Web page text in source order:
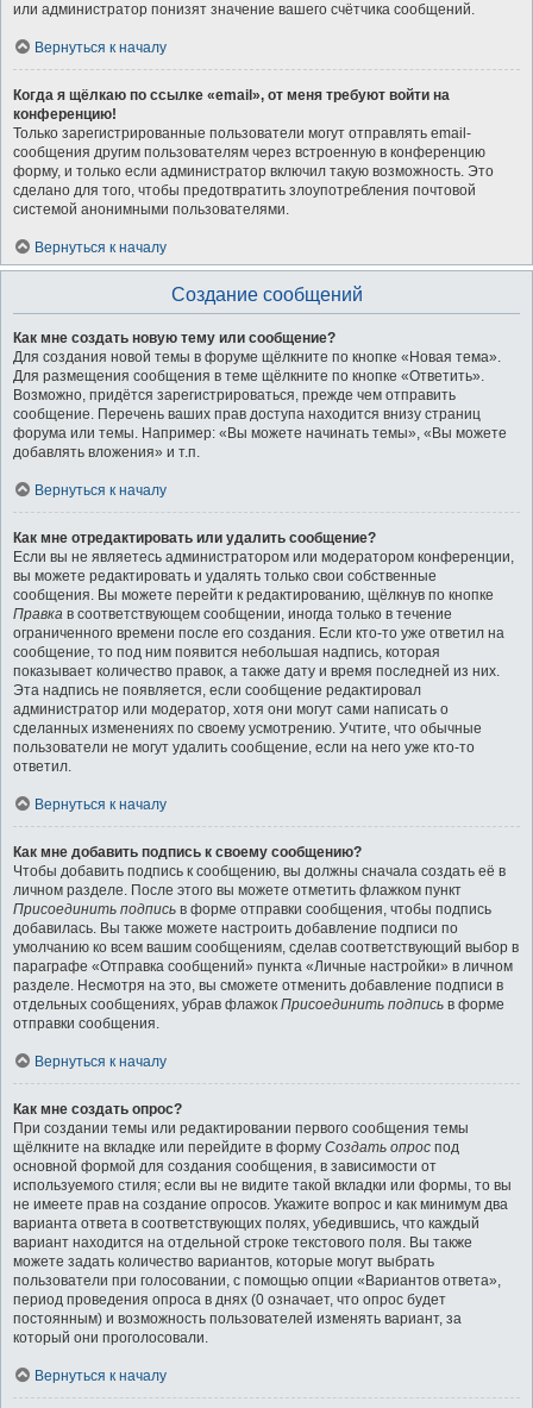
или администратор понизят значение вашего счётчика сообщений.
Вернуться к началу
Когда я щёлкаю по ссылке «email», от меня требуют войти на
конференцию!
Только зарегистрированные пользователи могут отправлять email-
сообщения другим пользователям через встроенную в конференцию
форму, и только если администратор включил такую возможность. Это
сделано для того, чтобы предотвратить злоупотребления почтовой
системой анонимными пользователями.
Вернуться к началу
Создание сообщений
Как мне создать новую тему или сообщение?
Для создания новой темы в форуме щёлкните по кнопке «Новая тема».
Для размещения сообщения в теме щёлкните по кнопке «Ответить».
Возможно, придётся зарегистрироваться, прежде чем отправить
сообщение. Перечень ваших прав доступа находится внизу страниц
форума или темы. Например: «Вы можете начинать темы», «Вы можете
добавлять вложения» и т.п.
Вернуться к началу
Как мне отредактировать или удалить сообщение?
Если вы не являетесь администратором или модератором конференции,
вы можете редактировать и удалять только свои собственные
сообщения. Вы можете перейти к редактированию, щёлкнув по кнопке
Правка в соответствующем сообщении, иногда только в течение
ограниченного времени после его создания. Если кто-то уже ответил на
сообщение, то под ним появится небольшая надпись, которая
показывает количество правок, а также дату и время последней из них.
Эта надпись не появляется, если сообщение редактировал
администратор или модератор, хотя они могут сами написать о
сделанных изменениях по своему усмотрению. Учтите, что обычные
пользователи не могут удалить сообщение, если на него уже кто-то
ответил.
Вернуться к началу
Как мне добавить подпись к своему сообщению?
Чтобы добавить подпись к сообщению, вы должны сначала создать её в
личном разделе. После этого вы можете отметить флажком пункт
Присоединить подпись в форме отправки сообщения, чтобы подпись
добавилась. Вы также можете настроить добавление подписи по
умолчанию ко всем вашим сообщениям, сделав соответствующий выбор в
параграфе «Отправка сообщений» пункта «Личные настройки» в личном
разделе. Несмотря на это, вы сможете отменить добавление подписи в
отдельных сообщениях, убрав флажок Присоединить подпись в форме
отправки сообщения.
Вернуться к началу
Как мне создать опрос?
При создании темы или редактировании первого сообщения темы
щёлкните на вкладке или перейдите в форму Создать опрос под
основной формой для создания сообщения, в зависимости от
используемого стиля; если вы не видите такой вкладки или формы, то вы
не имеете прав на создание опросов. Укажите вопрос и как минимум два
варианта ответа в соответствующих полях, убедившись, что каждый
вариант находится на отдельной строке текстового поля. Вы также
можете задать количество вариантов, которые могут выбрать
пользователи при голосовании, с помощью опции «Вариантов ответа»,
период проведения опроса в днях (0 означает, что опрос будет
постоянным) и возможность пользователей изменять вариант, за
который они проголосовали.
Вернуться к началу